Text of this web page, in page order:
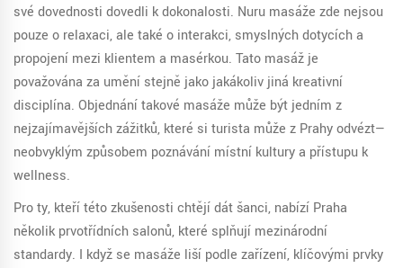
své dovednosti dovedli k dokonalosti. Nuru masáže zde nejsou
pouze o relaxaci, ale také o interakci, smyslných dotycích a
propojení mezi klientem a masérkou. Tato masáž je
považována za umění stejně jako jakákoliv jiná kreativní
disciplína. Objednání takové masáže může být jedním z
nejzajímavějších zážitků, které si turista může z Prahy odvézt—
neobvyklým způsobem poznávání místní kultury a přístupu k
wellness.
Pro ty, kteří této zkušenosti chtějí dát šanci, nabízí Praha
několik prvotřídních salonů, které splňují mezinárodní
standardy. I když se masáže liší podle zařízení, klíčovými prvky